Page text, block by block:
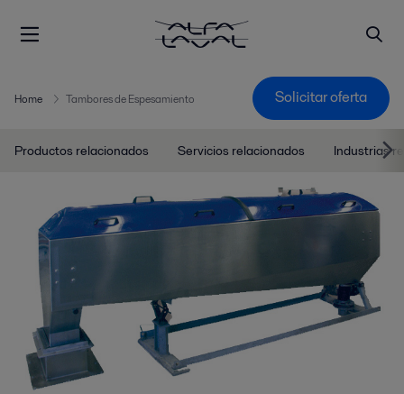
Home Tambores de Espesamiento Solicitar oferta
Productos relacionados Servicios relacionados Industrias